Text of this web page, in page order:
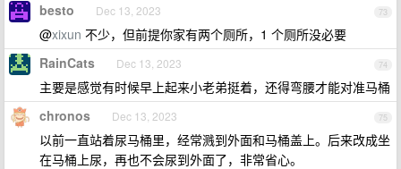
73
besto Dec 13, 2023
@xixun 不少，但前提你家有两个厕所，1 个厕所没必要
74
RainCats Dec 13, 2023
主要是感觉有时候早上起来小老弟挺着，还得弯腰才能对准马桶
75
chronos Dec 13, 2023
以前一直站着尿马桶里，经常溅到外面和马桶盖上。后来改成坐
在马桶上尿，再也不会尿到外面了，非常省心。